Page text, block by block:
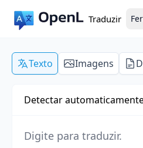
Traduzir
Texto Imagens
Detectar